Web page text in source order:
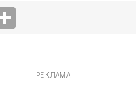
РЕКЛАМА